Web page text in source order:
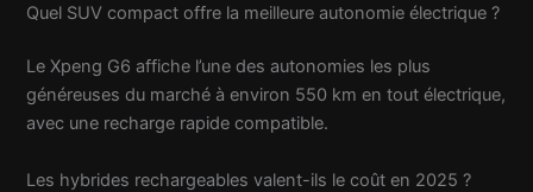
Quel SUV compact offre la meilleure autonomie électrique ?
Le Xpeng G6 affiche l’une des autonomies les plus
généreuses du marché à environ 550 km en tout électrique,
avec une recharge rapide compatible.
Les hybrides rechargeables valent-ils le coût en 2025 ?